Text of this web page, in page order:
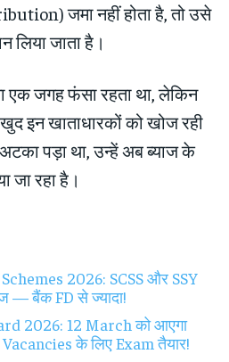
जमा नहीं होता है, तो उसे
लिया जाता है।
एक जगह फंसा रहता था, लेकिन
इन खाताधारकों को खोज रही
पड़ा था, उन्हें अब ब्याज के
जा रहा है।
2026: SCSS और SSY
— बैंक FD से ज्यादा!
2026: 12 March को आएगा
के लिए Exam तैयार!